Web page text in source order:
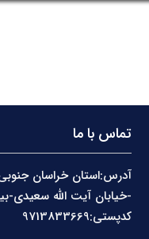
تماس با ما
آدرس:استان خراسان
کدپستی:9713833669